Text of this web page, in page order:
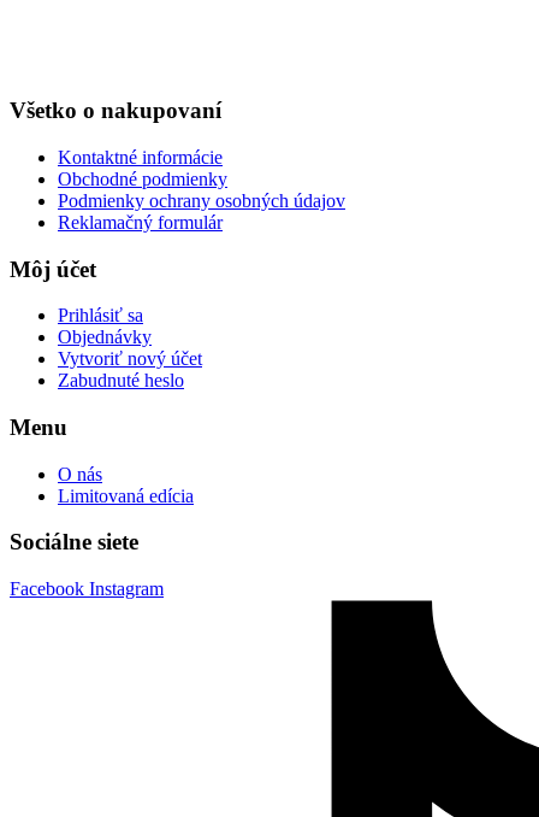
Všetko o nakupovaní
Kontaktné informácie
Obchodné podmienky
Podmienky ochrany osobných údajov
Reklamačný formulár
Môj účet
Prihlásiť sa
Objednávky
Vytvoriť nový účet
Zabudnuté heslo
Menu
O nás
Limitovaná edícia
Sociálne siete
Facebook Instagram